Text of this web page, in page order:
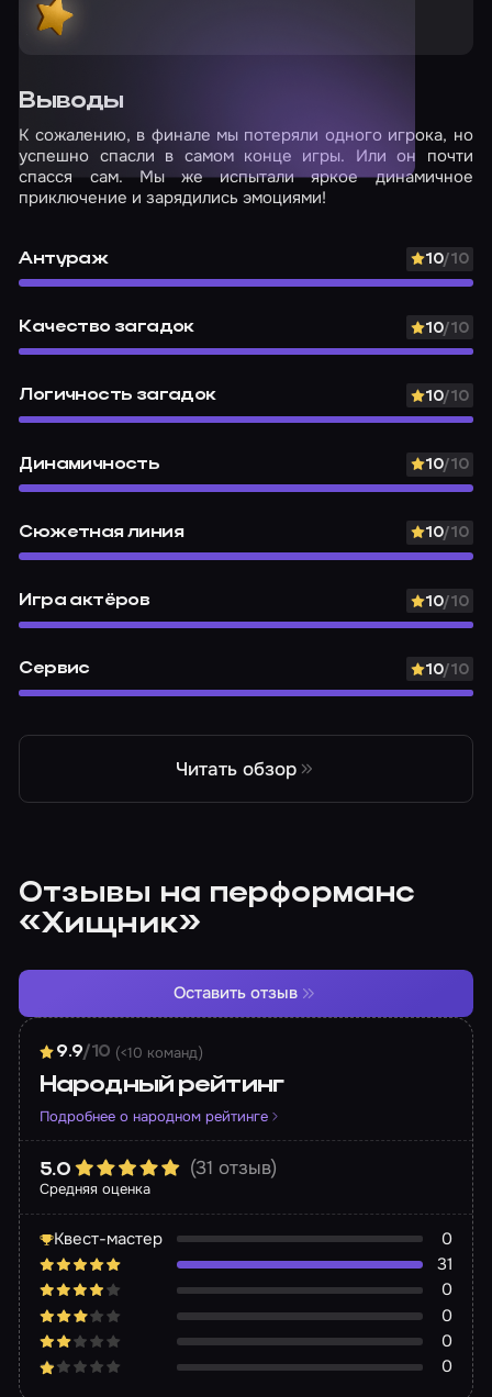
Выводы
К сожалению, в финале мы потеряли одного игрока, но
успешно спасли в самом конце игры. Или он почти
спасся сам. Мы же испытали яркое динамичное
приключение и зарядились эмоциями!
Антураж 10/10
Качество загадок 10/10
Логичность загадок 10/10
Динамичность 10/10
Сюжетная линия 10/10
Игра актёров 10/10
Сервис 10/10
Читать обзор
Отзывы на перформанс
«Хищник»
9.9/10 (<10 команд)
Народный рейтинг
Подробнее о народном рейтинге
Средняя оценка
5.0 (31 отзыв)
Квест-мастер
0
31
0
0
0
0
Оставить отзыв